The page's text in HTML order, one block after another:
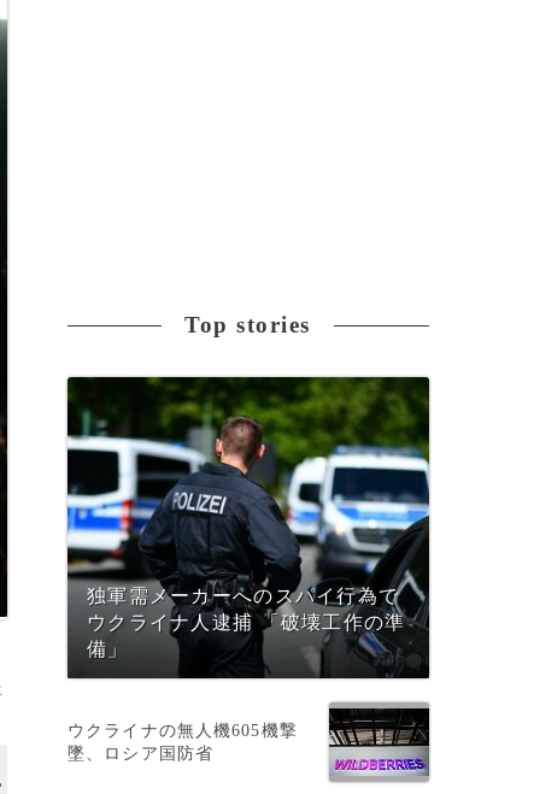
Top stories
独軍需メーカーへのスパイ行為で
ウクライナ人逮捕 「破壊工作の準
備」
ウクライナの無人機605機撃
墜、ロシア国防省